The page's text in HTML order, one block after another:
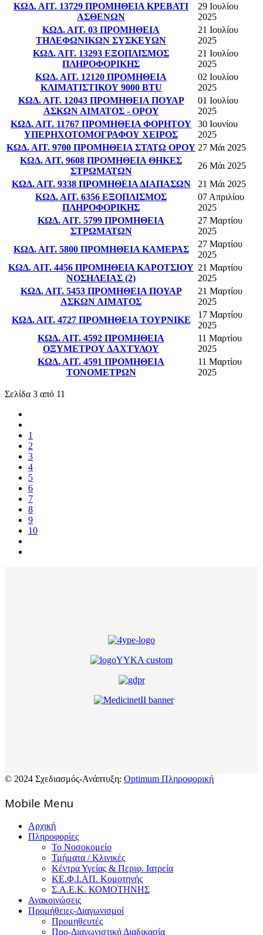
ΚΩΔ. ΑΙΤ. 13729 ΠΡΟΜΗΘΕΙΑ ΚΡΕΒΑΤΙ
ΑΣΘΕΝΩΝ
29 Ιουλίου
2025
ΚΩΔ. ΑΙΤ. 03 ΠΡΟΜΗΘΕΙΑ
ΤΗΛΕΦΩΝΙΚΩΝ ΣΥΣΚΕΥΩΝ
21 Ιουλίου
2025
ΚΩΔ. ΑΙΤ. 13293 ΕΞΟΠΛΙΣΜΟΣ
ΠΛΗΡΟΦΟΡΙΚΗΣ
21 Ιουλίου
2025
ΚΩΔ. ΑΙΤ. 12120 ΠΡΟΜΗΘΕΙΑ
ΚΛΙΜΑΤΙΣΤΙΚΟΥ 9000 BTU
02 Ιουλίου
2025
ΚΩΔ. ΑΙΤ. 12043 ΠΡΟΜΗΘΕΙΑ ΠΟΥΑΡ
ΑΣΚΩΝ ΑΙΜΑΤΟΣ - ΟΡΟΥ
01 Ιουλίου
2025
ΚΩΔ. ΑΙΤ. 11767 ΠΡΟΜΗΘΕΙΑ ΦΟΡΗΤΟΥ
ΥΠΕΡΗΧΟΤΟΜΟΓΡΑΦΟΥ ΧΕΙΡΟΣ
30 Ιουνίου
2025
ΚΩΔ. ΑΙΤ. 9700 ΠΡΟΜΗΘΕΙΑ ΣΤΑΤΩ ΟΡΟΥ 27 Μάι 2025
ΚΩΔ. ΑΙΤ. 9608 ΠΡΟΜΗΘΕΙΑ ΘΗΚΕΣ
ΣΤΡΩΜΑΤΩΝ
26 Μάι 2025
ΚΩΔ. ΑΙΤ. 9338 ΠΡΟΜΗΘΕΙΑ ΔΙΑΠΑΣΩΝ
21 Μάι 2025
ΚΩΔ. ΑΙΤ. 6356 ΕΞΟΠΛΙΣΜΟΣ
ΠΛΗΡΟΦΟΡΙΚΗΣ
07 Απριλίου
2025
ΚΩΔ. ΑΙΤ. 5799 ΠΡΟΜΗΘΕΙΑ
ΣΤΡΩΜΑΤΩΝ
27 Μαρτίου
2025
ΚΩΔ. ΑΙΤ. 5800 ΠΡΟΜΗΘΕΙΑ ΚΑΜΕΡΑΣ
27 Μαρτίου
2025
ΚΩΔ. ΑΙΤ. 4456 ΠΡΟΜΗΘΕΙΑ ΚΑΡΟΤΣΙΟΥ
ΝΟΣΗΛΕΙΑΣ (2)
21 Μαρτίου
2025
ΚΩΔ. ΑΙΤ. 5453 ΠΡΟΜΗΘΕΙΑ ΠΟΥΑΡ
ΑΣΚΩΝ ΑΙΜΑΤΟΣ
21 Μαρτίου
2025
ΚΩΔ. ΑΙΤ. 4727 ΠΡΟΜΗΘΕΙΑ ΤΟΥΡΝΙΚΕ
17 Μαρτίου
2025
ΚΩΔ. ΑΙΤ. 4592 ΠΡΟΜΗΘΕΙΑ
ΟΞΥΜΕΤΡΟΥ ΔΑΧΤΥΛΟΥ
11 Μαρτίου
2025
ΚΩΔ. ΑΙΤ. 4591 ΠΡΟΜΗΘΕΙΑ
ΤΟΝΟΜΕΤΡΩΝ
11 Μαρτίου
2025
Σελίδα 3 από 11
1
2
3
4
5
6
7
8
9
10
© 2024 Σχεδιασμός-Ανάπτυξη: Optimum Πληροφορική
Mοbile Menu
Αρχική
Πληροφορίες
Το Νοσοκομείο
Τμήματα / Κλινικές
Κέντρα Υγείας & Περιφ. Ιατρεία
ΚΕ.Φ.Ι.ΑΠ. Κομοτηνής
Σ.Α.Ε.Κ. ΚΟΜΟΤΗΝΗΣ
Ανακοινώσεις
Προμήθειες-Διαγωνισμοί
Προμηθευτές
Προ-Διαγωνιστική Διαδικασία